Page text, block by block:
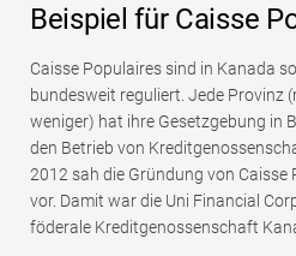
Beispiel für Caisse
Caisse Populaires sind in Kanada
bundesweit reguliert. Jede Provinz
weniger) hat ihre Gesetzgebung in
den Betrieb von
2012 sah die Gründung von Caisse
vor. Damit war die Uni Financial
föderale Kreditgenossenschaft